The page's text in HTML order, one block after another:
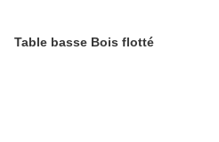
Table basse Bois flotté